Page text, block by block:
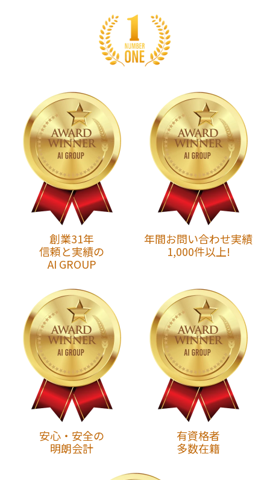
創業31年
信頼と実績の
AI GROUP
年間お問い合わせ実績
1,000件以上!
安心・安全の
明朗会計
有資格者
多数在籍